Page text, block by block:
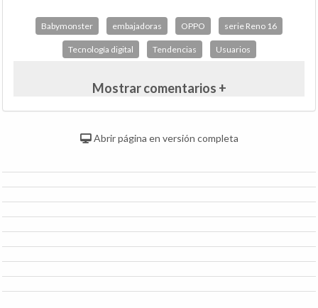
Babymonster embajadoras OPPO serie Reno 16
Tecnología digital Tendencias Usuarios
Mostrar comentarios +
Abrir página en versión completa